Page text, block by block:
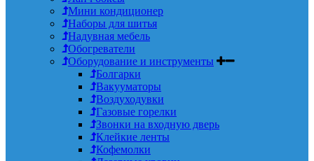
Мини кондиционер
Наборы для шитья
Надувная мебель
Обогреватели
Оборудование и инструменты
Болгарки
Вакууматоры
Воздуходувки
Газовые горелки
Звонки на входную дверь
Клейкие ленты
Кофемолки